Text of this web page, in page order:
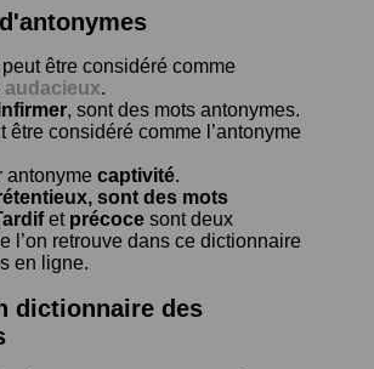
peut être considéré comme
audacieux.
, sont des mots antonymes.
être considéré comme l’antonyme
antonyme captivité.
, sont des mots
et précoce sont deux
l’on retrouve dans ce dictionnaire
en ligne.
dictionnaire des